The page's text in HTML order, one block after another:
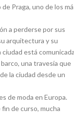
Praga, uno de los
a perderse por sus
arquitectura y su
está
una travesía que
la ciudad desde un
de moda en Europa.
de curso, mucha